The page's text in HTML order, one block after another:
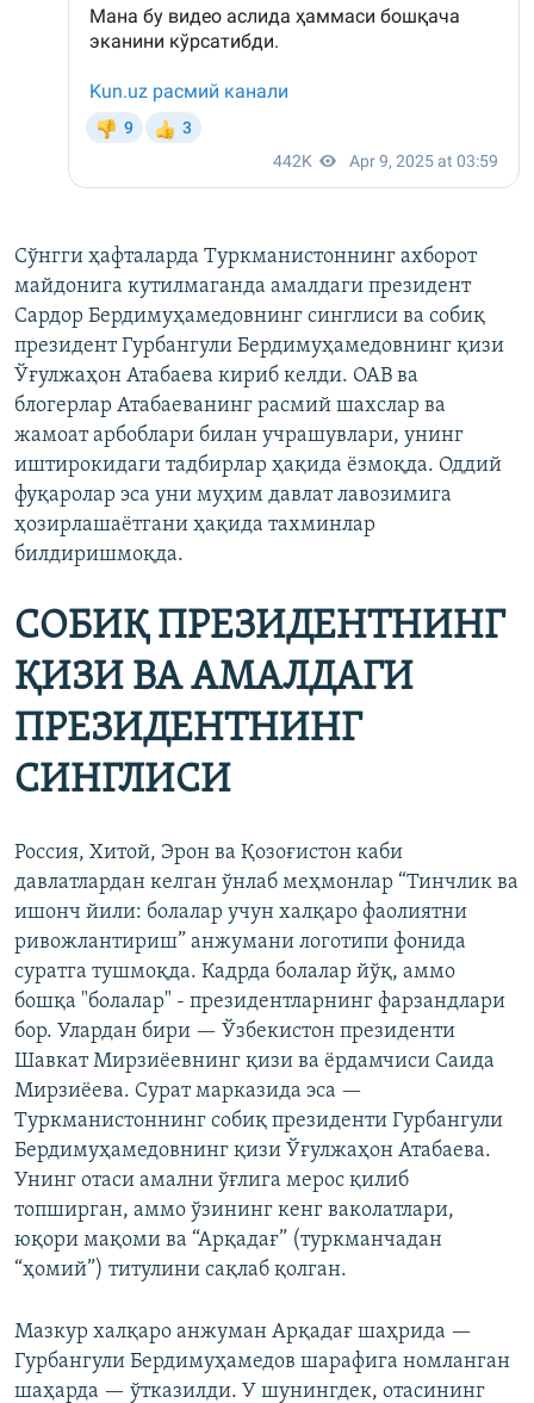
Сўнгги ҳафталарда Туркманистоннинг ахборот
майдонига кутилмаганда амалдаги президент
Сардор Бердимуҳамедовнинг синглиси ва собиқ
президент Гурбангули Бердимуҳамедовнинг қизи
Ўғулжаҳон Атабаева кириб келди. ОАВ ва
блогерлар Атабаеванинг расмий шахслар ва
жамоат арбоблари билан учрашувлари, унинг
иштирокидаги тадбирлар ҳақида ёзмоқда. Оддий
фуқаролар эса уни муҳим давлат лавозимига
ҳозирлашаётгани ҳақида тахминлар
билдиришмоқда.
СОБИҚ ПРЕЗИДЕНТНИНГ
ҚИЗИ ВА АМАЛДАГИ
ПРЕЗИДЕНТНИНГ
СИНГЛИСИ
Россия, Хитой, Эрон ва Қозоғистон каби
давлатлардан келган ўнлаб меҳмонлар “Тинчлик ва
ишонч йили: болалар учун халқаро фаолиятни
ривожлантириш” анжумани логотипи фонида
суратга тушмоқда. Кадрда болалар йўқ, аммо
бошқа "болалар" - президентларнинг фарзандлари
бор. Улардан бири — Ўзбекистон президенти
Шавкат Мирзиёевнинг қизи ва ёрдамчиси Саида
Мирзиёева. Сурат марказида эса —
Туркманистоннинг собиқ президенти Гурбангули
Бердимуҳамедовнинг қизи Ўғулжаҳон Атабаева.
Унинг отаси амални ўғлига мерос қилиб
топширган, аммо ўзининг кенг ваколатлари,
юқори мақоми ва “Арқадағ” (туркманчадан
“ҳомий”) титулини сақлаб қолган.
Мазкур халқаро анжуман Арқадағ шаҳрида —
Гурбангули Бердимуҳамедов шарафига номланган
шаҳарда — ўтказилди. У шунингдек, отасининг